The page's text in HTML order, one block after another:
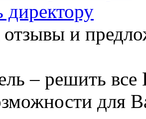
директору
и
– решить все
для